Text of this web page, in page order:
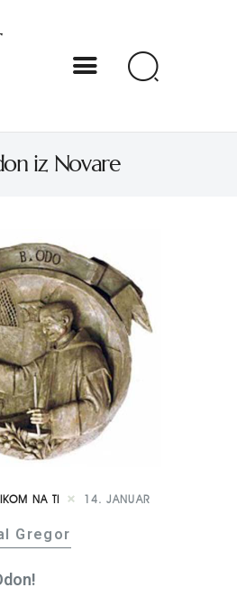
iz Novare
NA TI
KNJIGE
NA TI 14. JANUAR
Gregor